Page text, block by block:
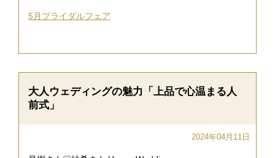
5月ブライダルフェア
大人ウェディングの魅力「上品で心温まる人
前式」
2024年04月11日